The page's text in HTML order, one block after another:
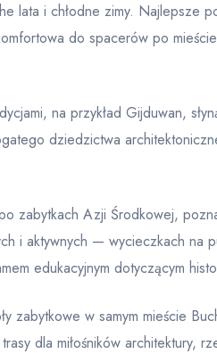
lata i chłodne zimy. Najlepsze
do spacerów po
na przykład Gijduwan,
dziedzictwa
zabytkach Azji Środkowej,
i aktywnych — wycieczkach na
edukacyjnym dotyczącym
zabytkowe w samym mieście
dla miłośników architektury,